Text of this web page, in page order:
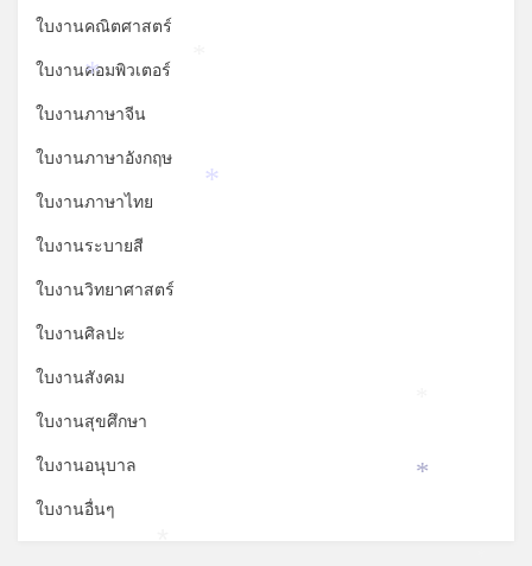
ใบงานคณิตศาสตร์
ใบงานคอมพิวเตอร์
ใบงานภาษาจีน
ใบงานภาษาอังกฤษ
ใบงานภาษาไทย
ใบงานระบายสี
ใบงานวิทยาศาสตร์
ใบงานศิลปะ
ใบงานสังคม
ใบงานสุขศึกษา
ใบงานอนุบาล
ใบงานอื่นๆ